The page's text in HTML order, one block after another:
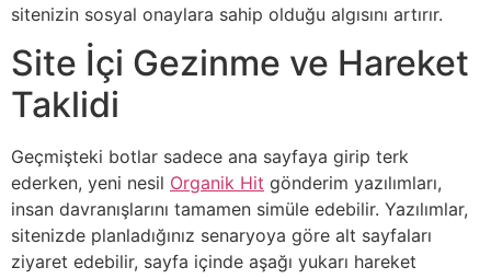
sitenizin sosyal onaylara sahip olduğu algısını artırır.
Site İçi Gezinme ve Hareket
Taklidi
Geçmişteki botlar sadece ana sayfaya girip terk
ederken, yeni nesil Organik Hit gönderim yazılımları,
insan davranışlarını tamamen simüle edebilir. Yazılımlar,
sitenizde planladığınız senaryoya göre alt sayfaları
ziyaret edebilir, sayfa içinde aşağı yukarı hareket